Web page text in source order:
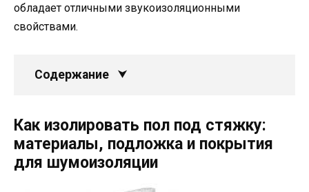
обладает отличными звукоизоляционными
свойствами.
Содержание
Как изолировать пол под стяжку:
материалы, подложка и покрытия
для шумоизоляции